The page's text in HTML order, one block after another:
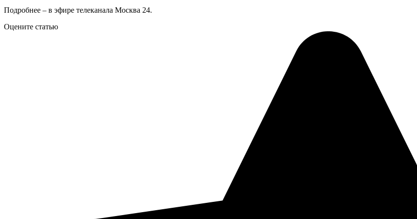
Подробнее – в эфире телеканала Москва 24.
Оцените статью